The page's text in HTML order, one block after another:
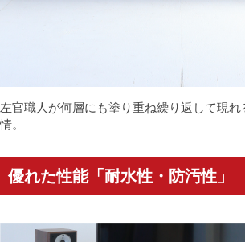
左官職人が何層にも塗り重ね繰り返して現
情。
優れた性能「耐水性・防汚性」